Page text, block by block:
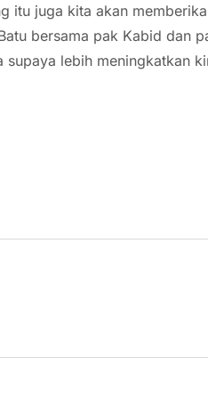
itu juga kita akan
bersama pak Kabid dan
supaya lebih meningkatkan